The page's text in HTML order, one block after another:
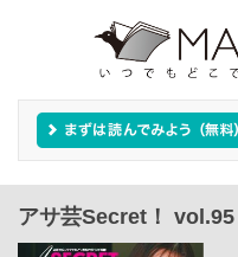
アサ芸Secret！ vol.95